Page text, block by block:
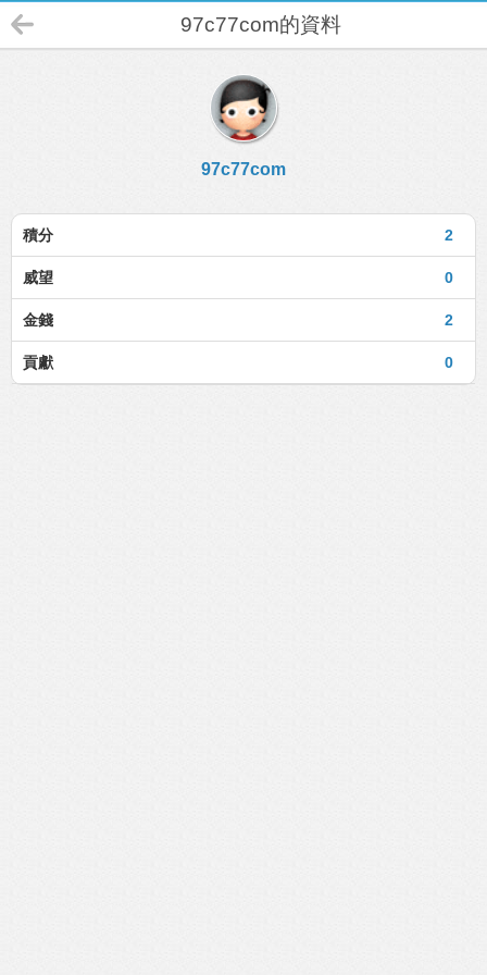
97c77com的資料
97c77com
2
積分
0
威望
2
金錢
0
貢獻